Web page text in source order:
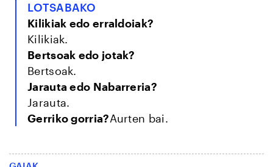
LOTSABAKO
Kilikiak edo erraldoiak?
Kilikiak.
Bertsoak edo jotak?
Bertsoak.
Jarauta edo Nabarreria?
Jarauta.
Gerriko gorria?Aurten bai.